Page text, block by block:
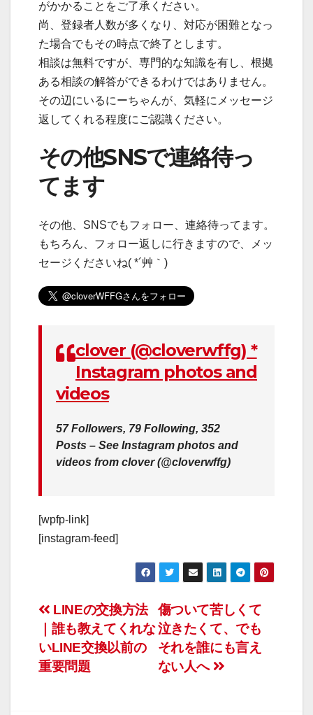
がかかることをご了承ください。
尚、登録者人数が多くなり、対応が困難となっ
た場合でもその時点で終了とします。
相談は無料ですが、専門的な知識を有し、根拠
ある相談の解答ができるわけではありません。
その辺にいるにーちゃんが、気軽にメッセージ
返してくれる程度にご認識ください。
その他SNSで連絡待っ
てます
その他、SNSでもフォロー、連絡待ってます。
もちろん、フォロー返しに行きますので、メッ
セージくださいね( *´艸｀)
clover (@cloverwffg) *
Instagram photos and
videos
57 Followers, 79 Following, 352
Posts – See Instagram photos and
videos from clover (@cloverwffg)
[wpfp-link]
[instagram-feed]
投
稿
ナ
傷ついて苦しくて
泣きたくて、でも
それを誰にも言え
ない人へ
LINEの交換方法
｜誰も教えてくれな
いLINE交換以前の
重要問題